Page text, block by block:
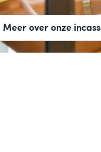
Meer over onze